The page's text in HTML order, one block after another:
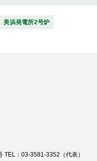
浜発電所2号炉
：03-3581-3352（代表）